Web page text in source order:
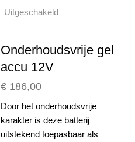
Uitgeschakeld
Onderhoudsvrije gel
accu 12V
€ 186,00
Door het onderhoudsvrije
karakter is deze batterij
uitstekend toepasbaar als